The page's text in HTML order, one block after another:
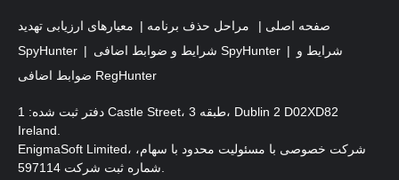
صفحه اصلی مراحل حذف برنامه
معیارهای ارزیابی تهدید
SpyHunter
شرایط و ضوابط اضافی SpyHunter
شرایط و
ضوابط اضافی RegHunter
دفتر ثبت شده: 1 Castle Street، طبقه 3، Dublin 2 D02XD82
Ireland.
EnigmaSoft Limited، شرکت خصوصی با مسئولیت محدود با سهام،